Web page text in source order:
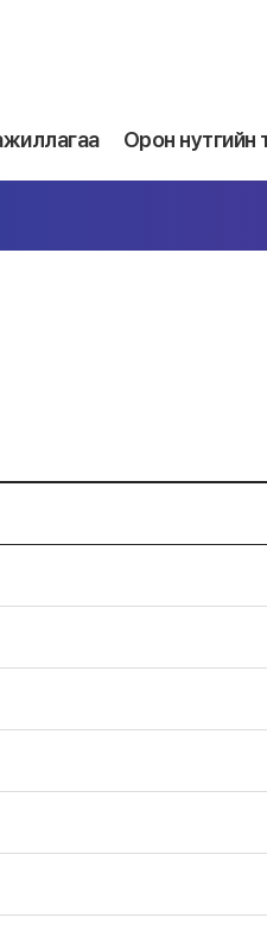
Орон нутгийн